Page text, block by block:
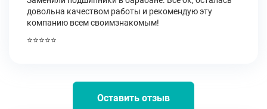
довольна качеством работы и рекомендую эту
компанию всем своимзнакомым!
⭐⭐⭐⭐⭐
Оставить отзыв